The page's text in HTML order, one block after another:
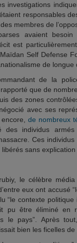
investigations
responsables
membres de
avaient
est
Self Defense
de longue
de la
que de
des zones
avec ses
de nombreux
des individus
Ces
sans
le célèbre
eux ont accusé
“le contexte
pu être éliminé en
le pays”. Après
bien les ficelles de